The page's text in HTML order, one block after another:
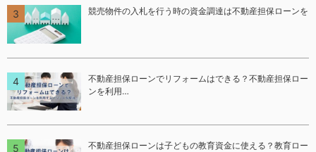
競売物件の入札を行う時の資金調達は不動産担保ローンを
不動産担保ローンでリフォームはできる？不動産担保ロー
ンを利用…
不動産担保ローンは子どもの教育資金に使える？教育ロー